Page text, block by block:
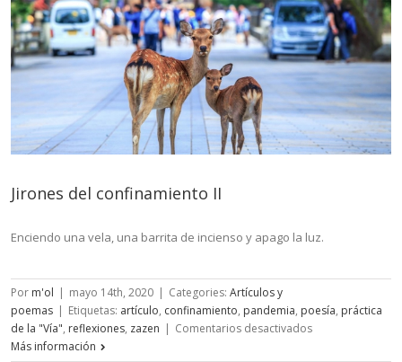
Jirones del confinamiento II
Enciendo una vela, una barrita de incienso y apago la luz.
Por m'ol | mayo 14th, 2020 | Categories: Artículos y
poemas | Etiquetas: artículo, confinamiento, pandemia, poesía, práctica
de la "Vía", reflexiones, zazen | Comentarios desactivadosen
Más información